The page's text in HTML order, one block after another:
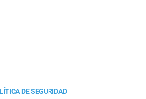
DE SEGURIDAD